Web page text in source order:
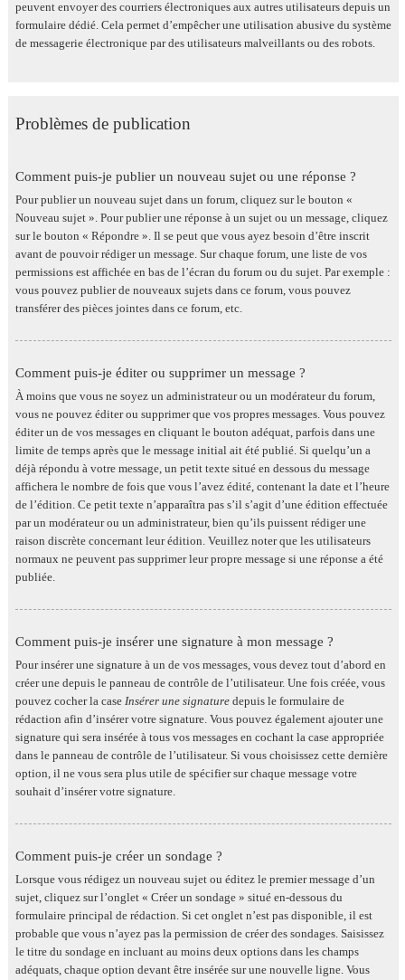
peuvent envoyer des courriers électroniques aux autres utilisateurs depuis un
formulaire dédié. Cela permet d’empêcher une utilisation abusive du système
de messagerie électronique par des utilisateurs malveillants ou des robots.
Problèmes de publication
Comment puis-je publier un nouveau sujet ou une réponse ?
Pour publier un nouveau sujet dans un forum, cliquez sur le bouton «
Nouveau sujet ». Pour publier une réponse à un sujet ou un message, cliquez
sur le bouton « Répondre ». Il se peut que vous ayez besoin d’être inscrit
avant de pouvoir rédiger un message. Sur chaque forum, une liste de vos
permissions est affichée en bas de l’écran du forum ou du sujet. Par exemple :
vous pouvez publier de nouveaux sujets dans ce forum, vous pouvez
transférer des pièces jointes dans ce forum, etc.
Comment puis-je éditer ou supprimer un message ?
À moins que vous ne soyez un administrateur ou un modérateur du forum,
vous ne pouvez éditer ou supprimer que vos propres messages. Vous pouvez
éditer un de vos messages en cliquant le bouton adéquat, parfois dans une
limite de temps après que le message initial ait été publié. Si quelqu’un a
déjà répondu à votre message, un petit texte situé en dessous du message
affichera le nombre de fois que vous l’avez édité, contenant la date et l’heure
de l’édition. Ce petit texte n’apparaîtra pas s’il s’agit d’une édition effectuée
par un modérateur ou un administrateur, bien qu’ils puissent rédiger une
raison discrète concernant leur édition. Veuillez noter que les utilisateurs
normaux ne peuvent pas supprimer leur propre message si une réponse a été
publiée.
Comment puis-je insérer une signature à mon message ?
Pour insérer une signature à un de vos messages, vous devez tout d’abord en
créer une depuis le panneau de contrôle de l’utilisateur. Une fois créée, vous
pouvez cocher la case Insérer une signature depuis le formulaire de
rédaction afin d’insérer votre signature. Vous pouvez également ajouter une
signature qui sera insérée à tous vos messages en cochant la case appropriée
dans le panneau de contrôle de l’utilisateur. Si vous choisissez cette dernière
option, il ne vous sera plus utile de spécifier sur chaque message votre
souhait d’insérer votre signature.
Comment puis-je créer un sondage ?
Lorsque vous rédigez un nouveau sujet ou éditez le premier message d’un
sujet, cliquez sur l’onglet « Créer un sondage » situé en-dessous du
formulaire principal de rédaction. Si cet onglet n’est pas disponible, il est
probable que vous n’ayez pas la permission de créer des sondages. Saisissez
le titre du sondage en incluant au moins deux options dans les champs
adéquats, chaque option devant être insérée sur une nouvelle ligne. Vous